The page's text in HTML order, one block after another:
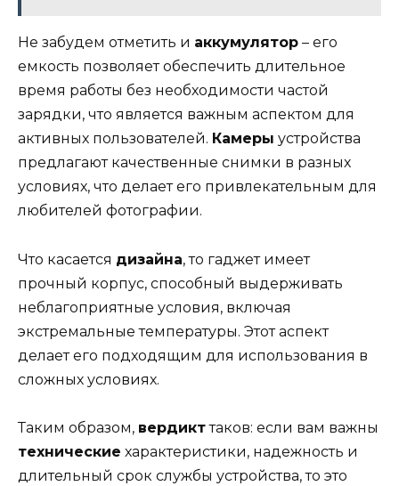
Не забудем отметить и аккумулятор – его
емкость позволяет обеспечить длительное
время работы без необходимости частой
зарядки, что является важным аспектом для
активных пользователей. Камеры устройства
предлагают качественные снимки в разных
условиях, что делает его привлекательным для
любителей фотографии.
Что касается дизайна, то гаджет имеет
прочный корпус, способный выдерживать
неблагоприятные условия, включая
экстремальные температуры. Этот аспект
делает его подходящим для использования в
сложных условиях.
Таким образом, вердикттаков: если вам важны
технические характеристики, надежность и
длительный срок службы устройства, то это